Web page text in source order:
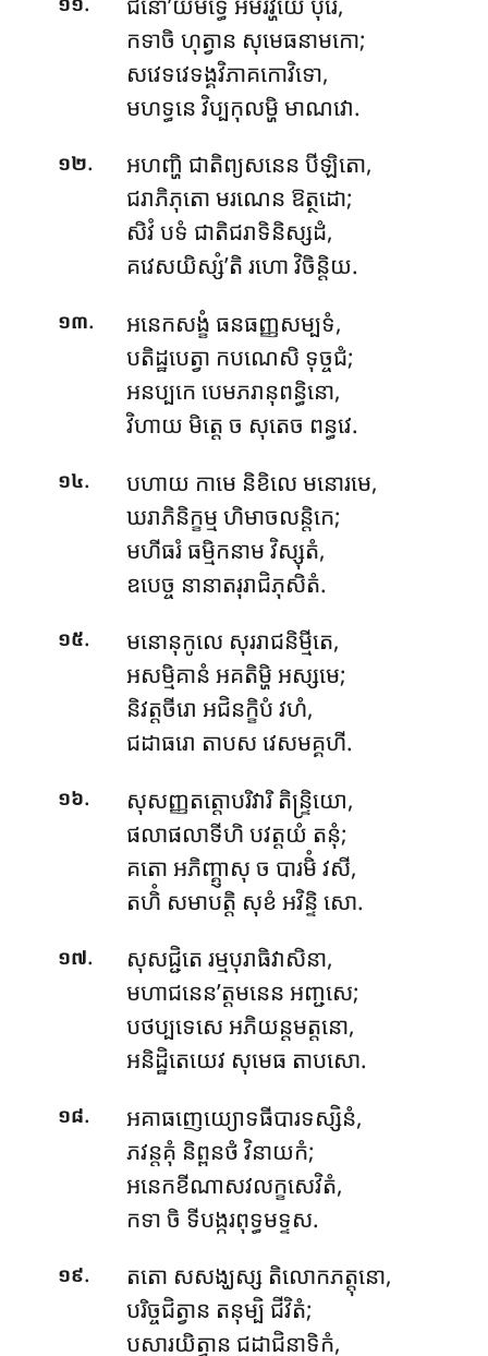
កទាចិ ហុត្វាន សុមេធនាមកោ;
សវេទវេទង្គវិភាគកោវិទោ,
មហទ្ធនេ វិប្បកុលម្ហិ មាណវោ.
១២.
អហញ្ហិ ជាតិព្យសនេន បីឡិតោ,
ជរាភិភុតោ មរណេន ឱត្ថដោ;
សិវំ បទំ ជាតិជរាទិនិស្សដំ,
គវេសយិស្សំ’តិ រហោ វិចិន្តិយ.
១៣.
អនេកសង្ខំ ធនធញ្ញសម្បទំ,
បតិដ្ឋបេត្វា កបណេសិ ទុច្ចជំ;
អនប្បកេ បេមភរានុពន្ធិនោ,
វិហាយ មិត្តេ ច សុតេច ពន្ធវេ.
១៤.
បហាយ កាមេ និខិលេ មនោរមេ,
ឃរាភិនិក្ខម្ម ហិមាចលន្តិកេ;
មហីធរំ ធម្មិកនាម វិស្សុតំ,
ឧបេច្ច នានាតរុរាជិភុសិតំ.
១៥.
មនោនុកូលេ សុររាជនិម្មីតេ,
អសម្មិគានំ អគតិម្ហិ អស្សមេ;
និវត្តចីរោ អជិនក្ខិបំ វហំ,
ជដាធរោ តាបស វេសមគ្គហី.
១៦.
សុសញ្ញតត្តោបរិវារិ តិន្ទ្រិយោ,
ផលាផលាទីហិ បវត្តយំ តនុំ;
គតោ អភិញ្គ្ញាសុ ច បារមិំ វសី,
តហិំ សមាបត្តិ សុខំ អវិន្ទិ សោ.
១៧.
សុសជ្ជិតេ រម្មបុរាធិវាសិនា,
មហាជនេន’ត្តមនេន អញ្ជសេ;
បថប្បទេសេ អភិយន្តមត្តនោ,
អនិដ្ឋិតេយេវ សុមេធ តាបសោ.
១៨.
អគាធញេយ្យោទធីបារទស្សិនំ,
ភវន្តគុំ និព្ពនថំ វិនាយកំ;
អនេកខីណាសវលក្ខសេវិតំ,
កទា ចិ ទីបង្ករពុទ្ធមទ្ទស.
១៩.
តតោ សសង្ឃស្ស តិលោកភត្តុនោ,
បរិច្ចជិត្វាន តនុម្បិ ជីវិតំ;
បសារយិត្វាន ជដាជិនាទិកំ,